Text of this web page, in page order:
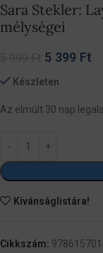
Sara Stekler:
mélységei
5 399 Ft
Készleten
Az elmúlt 30 nap
Kívánságlistára!
Cikkszám: